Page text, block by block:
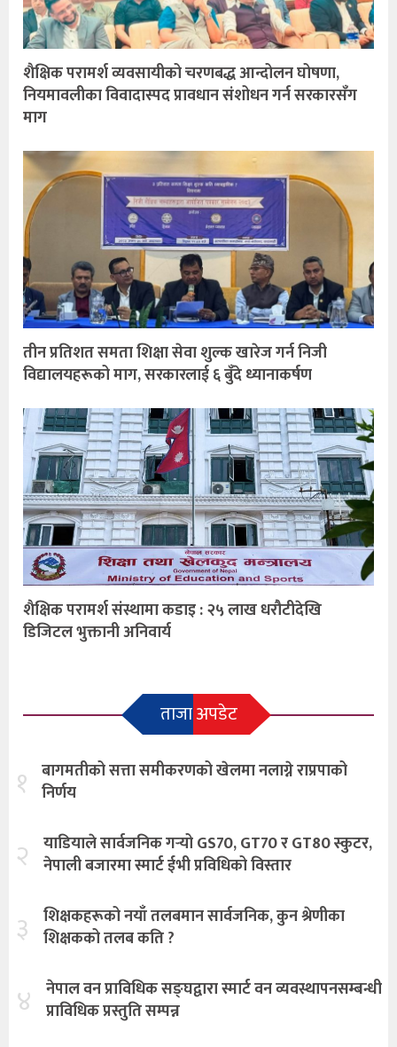
शैक्षिक परामर्श व्यवसायीको चरणबद्ध आन्दोलन घोषणा,
नियमावलीका विवादास्पद प्रावधान संशोधन गर्न सरकारसँग
माग
तीन प्रतिशत समता शिक्षा सेवा शुल्क खारेज गर्न निजी
विद्यालयहरूको माग, सरकारलाई ६ बुँदे ध्यानाकर्षण
शैक्षिक परामर्श संस्थामा कडाइ : २५ लाख धरौटीदेखि
डिजिटल भुक्तानी अनिवार्य
ताजा अपडेट
१ बागमतीको सत्ता समीकरणको खेलमा नलाग्ने राप्रपाको
निर्णय
२ याडियाले सार्वजनिक गर्‍यो GS70, GT70 र GT80 स्कुटर,
नेपाली बजारमा स्मार्ट ईभी प्रविधिको विस्तार
३ शिक्षकहरूको नयाँ तलबमान सार्वजनिक, कुन श्रेणीका
शिक्षकको तलब कति ?
४ नेपाल वन प्राविधिक सङ्घद्वारा स्मार्ट वन व्यवस्थापनसम्बन्धी
प्राविधिक प्रस्तुति सम्पन्न